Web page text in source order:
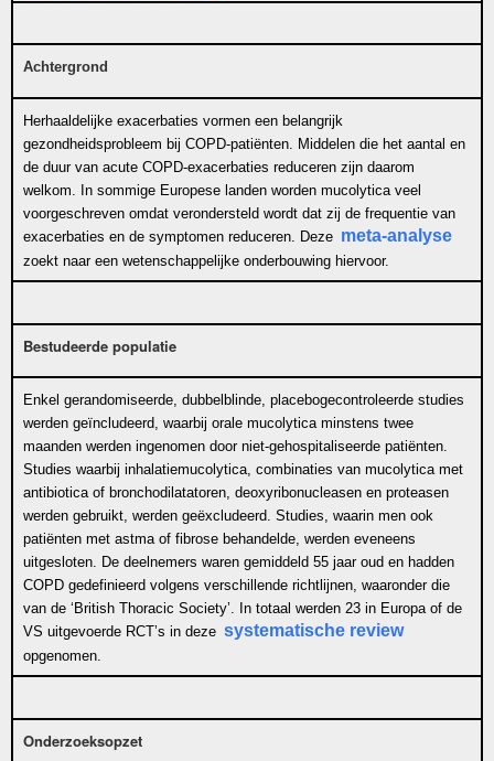
Achtergrond
Herhaaldelijke exacerbaties vormen een belangrijk
gezondheidsprobleem bij COPD-patiënten. Middelen die het aantal en
de duur van acute COPD-exacerbaties reduceren zijn daarom
welkom. In sommige Europese landen worden mucolytica veel
voorgeschreven omdat verondersteld wordt dat zij de frequentie van
exacerbaties en de symptomen reduceren. Deze meta-analyse
zoekt naar een wetenschappelijke onderbouwing hiervoor.
Bestudeerde populatie
Enkel gerandomiseerde, dubbelblinde, placebogecontroleerde studies
werden geïncludeerd, waarbij orale mucolytica minstens twee
maanden werden ingenomen door niet-gehospitaliseerde patiënten.
Studies waarbij inhalatiemucolytica, combinaties van mucolytica met
antibiotica of bronchodilatatoren, deoxyribonucleasen en proteasen
werden gebruikt, werden geëxcludeerd. Studies, waarin men ook
patiënten met astma of fibrose behandelde, werden eveneens
uitgesloten. De deelnemers waren gemiddeld 55 jaar oud en hadden
COPD gedefinieerd volgens verschillende richtlijnen, waaronder die
van de ‘British Thoracic Society’. In totaal werden 23 in Europa of de
VS uitgevoerde RCT’s in deze systematische review
opgenomen.
Onderzoeksopzet